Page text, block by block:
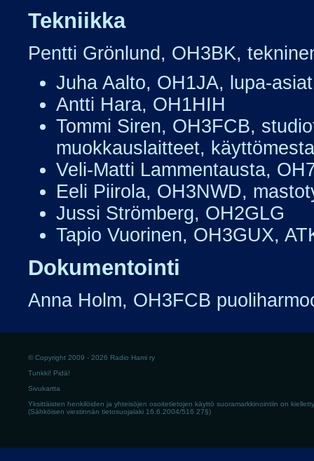
Tekniikka
Pentti Grönlund, OH3BK,
Juha Aalto, OH1JA, lupa-
Antti Hara, OH1HIH
Tommi Siren, OH3FCB,
muokkauslaitteet,
Veli-Matti Lammentausta,
Eeli Piirola, OH3NWD,
Jussi Strömberg, OH2GLG
Tapio Vuorinen, OH3GUX,
Dokumentointi
Anna Holm, OH3FCB
© Copyright 2009 - 2026 Radio Hami ry
Tunkki! Pidä!
Sivukartta
Yksittäisten henkilöiden ja yhteisöjen osoitetietojen käyttö suoramarkkinointiin on
(Sähköisen viestinnän tietosuojalaki 16.6.2004/516 27§)